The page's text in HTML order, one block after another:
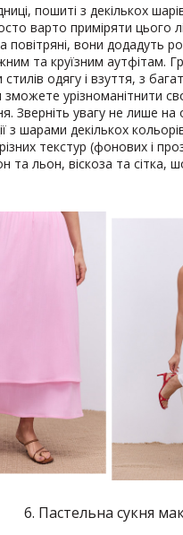
пошиті з декількох
варто приміряти цього
повітряні, вони додадуть
та круїзним аутфітам.
одягу і взуття, з
урізноманітнити
Зверніть увагу не лише на
з шарами декількох
текстур (фонових і
та льон, віскоза та сітка,
6. Пастельна сукня